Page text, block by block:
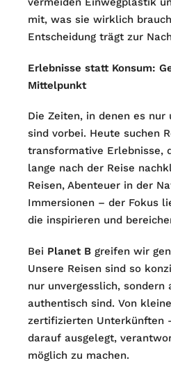
mit, was sie wirklich
Entscheidung trägt zur
Erlebnisse statt Konsum:
Mittelpunkt
Die Zeiten, in denen es nur
sind vorbei. Heute suchen
transformative Erlebnisse,
lange nach der Reise
Reisen, Abenteuer in der
Immersionen – der Fokus
die inspirieren und
Bei Planet B greifen wir
Unsere Reisen sind so
nur unvergesslich, sondern
authentisch sind. Von
zertifizierten Unterkünften
darauf ausgelegt,
möglich zu machen.